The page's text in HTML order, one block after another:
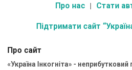
Про нас Стати
Підтримати сайт
Про сайт
«Україна Інкогніта» - неприбутковий